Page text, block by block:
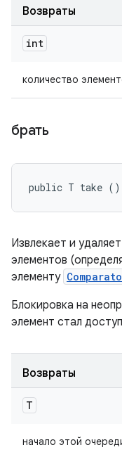
Возвраты
int
количество
брать
public T take ()
Извлекает и
элементов
элементу
Блокировка на
элемент стал
Возвраты
T
начало этой